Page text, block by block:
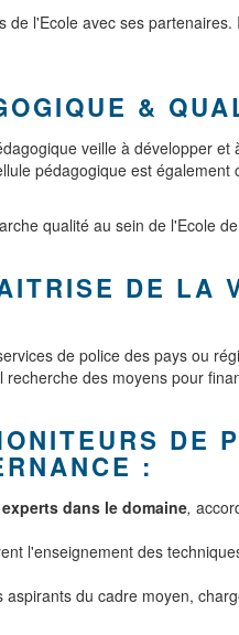
l'Ecole avec ses
&
veille à développer
pédagogique est
qualité au sein de l'Ecole
DE LA
de police des pays ou
des moyens pour
DE
:
dans le domaine,
l'enseignement des
du cadre moyen,